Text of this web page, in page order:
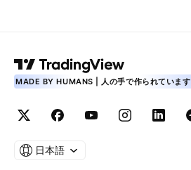
MADE BY HUMANS | 人の手で作られています
日本語